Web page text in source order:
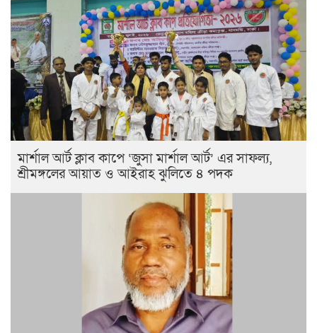
মার্শাল আর্ট ক্লাব কাপে ‘জুসা মার্শাল আর্ট’ এর সাফল্য,
শ্রীমঙ্গলের আয়াত ও আইরাহ ঝুলিতে ৪ পদক